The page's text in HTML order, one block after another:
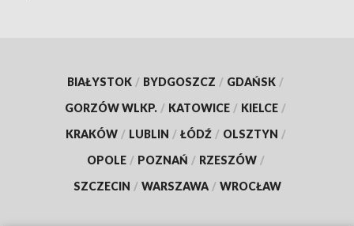
BIAŁYSTOK / BYDGOSZCZ / GDAŃSK /
GORZÓW WLKP. / KATOWICE / KIELCE /
KRAKÓW / LUBLIN / ŁÓDŹ / OLSZTYN /
OPOLE / POZNAŃ / RZESZÓW /
SZCZECIN / WARSZAWA / WROCŁAW